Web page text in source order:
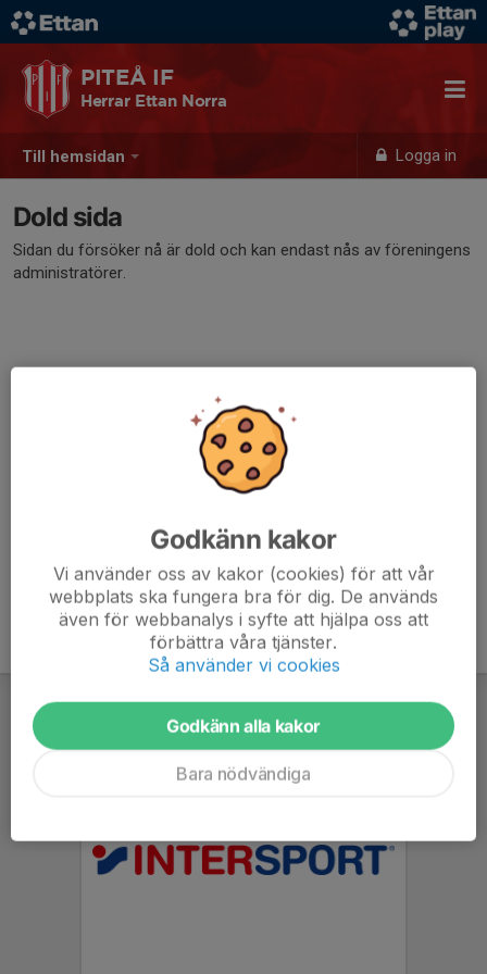
Till hemsidan Logga in
PITEÅ IF
Herrar Ettan Norra
Dold sida
Sidan du försöker nå är dold och kan endast nås av föreningens
administratörer.
Godkänn kakor
Vi använder oss av kakor (cookies) för att vår
webbplats ska fungera bra för dig. De används
även för webbanalys i syfte att hjälpa oss att
förbättra våra tjänster.
Så använder vi cookies
Godkänn alla kakor
Bara nödvändiga